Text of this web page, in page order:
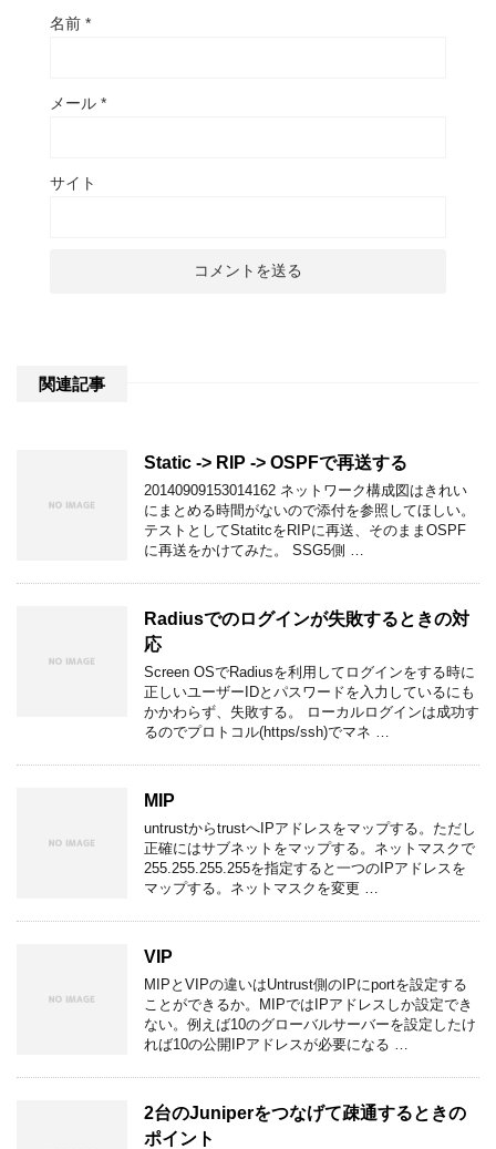
名前 *
メール *
サイト
関連記事
Static -> RIP -> OSPFで再送する
20140909153014162 ネットワーク構成図はきれい
にまとめる時間がないので添付を参照してほしい。
テストとしてStatitcをRIPに再送、そのままOSPF
に再送をかけてみた。 SSG5側 …
Radiusでのログインが失敗するときの対
応
Screen OSでRadiusを利用してログインをする時に
正しいユーザーIDとパスワードを入力しているにも
かかわらず、失敗する。 ローカルログインは成功す
るのでプロトコル(https/ssh)でマネ …
MIP
untrustからtrustへIPアドレスをマップする。ただし
正確にはサブネットをマップする。ネットマスクで
255.255.255.255を指定すると一つのIPアドレスを
マップする。ネットマスクを変更 …
VIP
MIPとVIPの違いはUntrust側のIPにportを設定する
ことができるか。MIPではIPアドレスしか設定でき
ない。例えば10のグローバルサーバーを設定したけ
れば10の公開IPアドレスが必要になる …
2台のJuniperをつなげて疎通するときの
ポイント